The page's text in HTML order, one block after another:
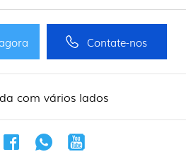
Contate-nos
com vários lados